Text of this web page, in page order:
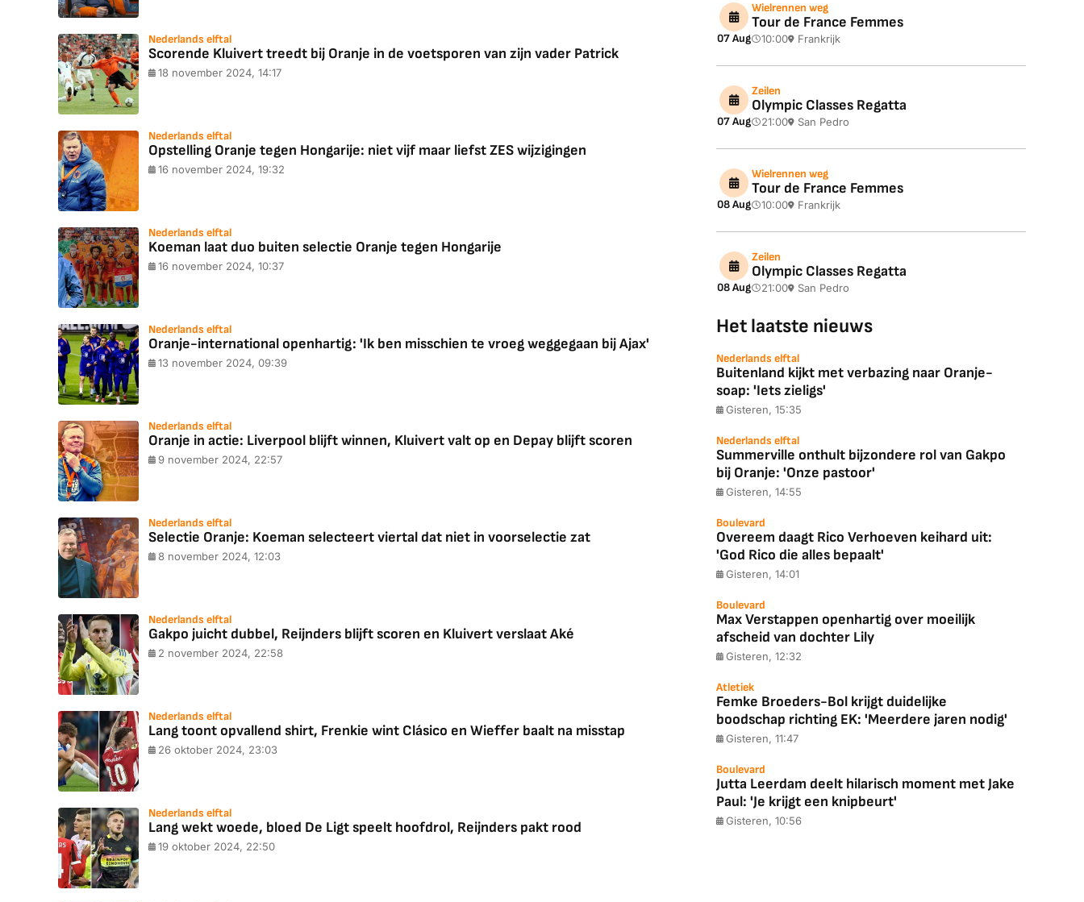
Nederlands elftal
Scorende Kluivert treedt bij Oranje in de voetsporen van zijn vader Patrick
18 november 2024, 14:17
Nederlands elftal
Opstelling Oranje tegen Hongarije: niet vijf maar liefst ZES wijzigingen
16 november 2024, 19:32
Nederlands elftal
Koeman laat duo buiten selectie Oranje tegen Hongarije
16 november 2024, 10:37
Nederlands elftal
Oranje-international openhartig: 'Ik ben misschien te vroeg weggegaan bij Ajax'
13 november 2024, 09:39
Nederlands elftal
Oranje in actie: Liverpool blijft winnen, Kluivert valt op en Depay blijft scoren
9 november 2024, 22:57
Nederlands elftal
Selectie Oranje: Koeman selecteert viertal dat niet in voorselectie zat
8 november 2024, 12:03
Nederlands elftal
Gakpo juicht dubbel, Reijnders blijft scoren en Kluivert verslaat Aké
2 november 2024, 22:58
Nederlands elftal
Lang toont opvallend shirt, Frenkie wint Clásico en Wieffer baalt na misstap
26 oktober 2024, 23:03
Nederlands elftal
Lang wekt woede, bloed De Ligt speelt hoofdrol, Reijnders pakt rood
19 oktober 2024, 22:50
07 Aug
Wielrennen weg
Tour de France Femmes
10:00 Frankrijk
07 Aug
Zeilen
Olympic Classes Regatta
21:00 San Pedro
08 Aug
Wielrennen weg
Tour de France Femmes
10:00 Frankrijk
08 Aug
Zeilen
Olympic Classes Regatta
21:00 San Pedro
Het laatste nieuws
Nederlands elftal
Buitenland kijkt met verbazing naar Oranje-
soap: 'Iets zieligs'
Gisteren, 15:35
Nederlands elftal
Summerville onthult bijzondere rol van Gakpo
bij Oranje: 'Onze pastoor'
Gisteren, 14:55
Boulevard
Overeem daagt Rico Verhoeven keihard uit:
'God Rico die alles bepaalt'
Gisteren, 14:01
Boulevard
Max Verstappen openhartig over moeilijk
afscheid van dochter Lily
Gisteren, 12:32
Atletiek
Femke Broeders-Bol krijgt duidelijke
boodschap richting EK: 'Meerdere jaren nodig'
Gisteren, 11:47
Boulevard
Jutta Leerdam deelt hilarisch moment met Jake
Paul: 'Je krijgt een knipbeurt'
Gisteren, 10:56